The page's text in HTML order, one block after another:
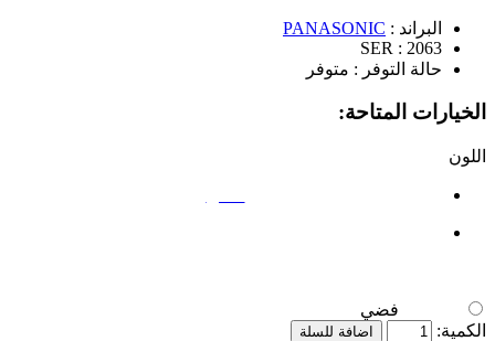
البراند : PANASONIC
SER : 2063
حالة التوفر : متوفر
الخيارات المتاحة:
اللون
فضي
الكمية:
اضافة للسلة